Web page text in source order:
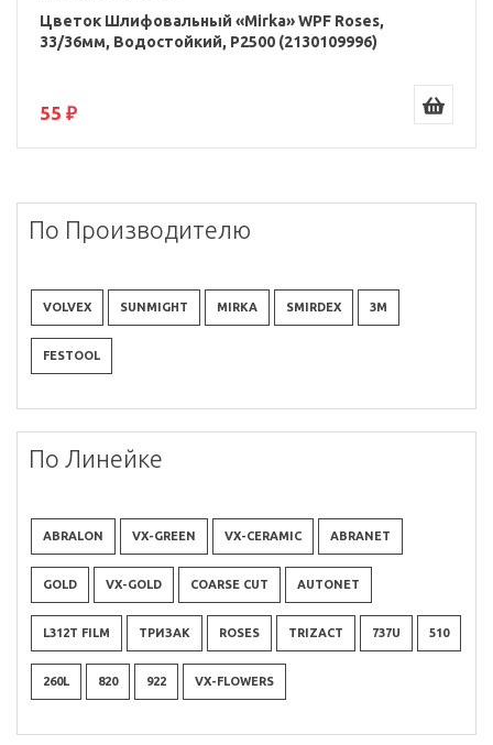
Цветок Шлифовальный «Mirka» WPF Roses,
33/36мм, Водостойкий, Р2500 (2130109996)
55 ₽
По Производителю
VOLVEX SUNMIGHT MIRKA SMIRDEX 3M
FESTOOL
По Линейке
ABRALON VX-GREEN VX-CERAMIC ABRANET
GOLD VX-GOLD COARSE CUT AUTONET
L312T FILM ТРИЗАК ROSES TRIZACT 737U 510
260L 820 922 VX-FLOWERS